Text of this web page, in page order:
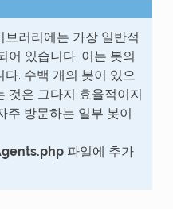
러리에는 가장 일반적
어 있습니다. 이는 봇의
. 수백 개의 봇이 있으
것은 그다지 효율적이지
주 방문하는 일부 봇이
파일에 추가